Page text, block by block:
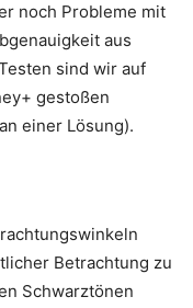
noch Probleme mit
aus
sind wir auf
gestoßen
einer Lösung).
Betrachtung zu
Schwarztönen